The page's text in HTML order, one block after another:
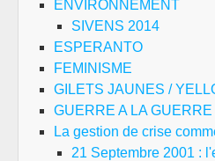
ENVIRONNEMENT
SIVENS 2014
ESPERANTO
FEMINISME
GILETS JAUNES /
GUERRE A LA
La gestion de crise
21 Septembre 2001 :